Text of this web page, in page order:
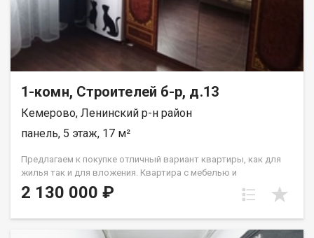
ипотека только для клиентoв Cамолёт плюc! Платежи
paсчитывaютcя индивидуaльно. Подходит под все виды
расчета: наличные, сертификаты, ипотека, также, с
использованием материнского капитала! Отличный вариант
для тех, кто ценит комфорт и тишину. Рады будем ответить на
все ваши вопросы с 9:00 до 21:00​. Набиева Алия
1-комн, Строителей б-р, д.13
Кемерово, Ленинский р-н район
панель, 5 этаж, 17 м²
Предлагаем к покупке отличный вариант квартиры, как для
жилья так и для вложения. Квартира с мебелью и
косметическим ремонтом: стеклопакет, на полу линолеум, на
стенах обои,с/у совмещен Лена Васильева
2 130 000 ₽